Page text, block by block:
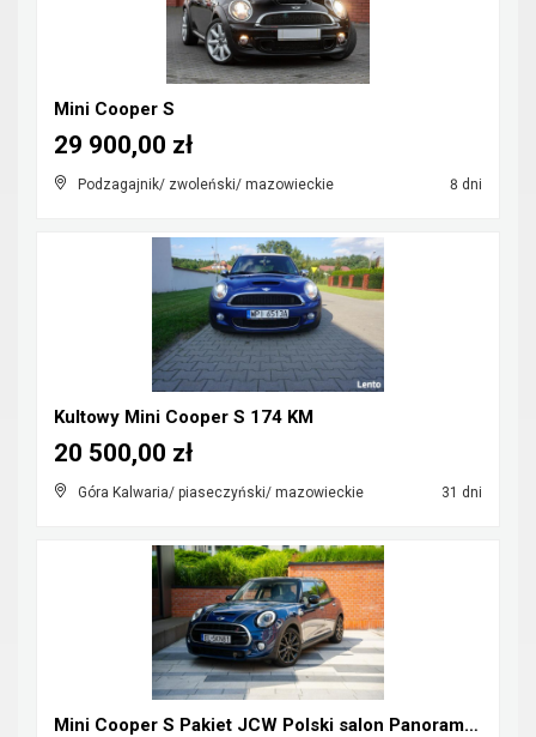
Mini Cooper S
Podzagajnik/ zwoleński/ mazowieckie 8 dni
29 900,00 zł
Kultowy Mini Cooper S 174 KM
Góra Kalwaria/ piaseczyński/ mazowieckie 31 dni
20 500,00 zł
Mini Cooper S Pakiet JCW Polski salon Panorama Hea...